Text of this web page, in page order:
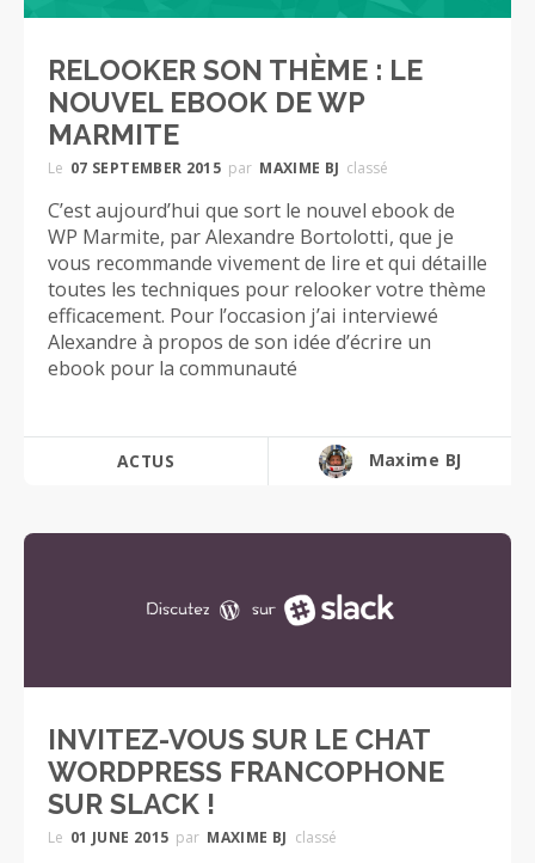
RELOOKER SON THÈME : LE
NOUVEL EBOOK DE WP
MARMITE
Le 07 SEPTEMBER 2015 par MAXIME BJ classé
C’est aujourd’hui que sort le nouvel ebook de
WP Marmite, par Alexandre Bortolotti, que je
vous recommande vivement de lire et qui détaille
toutes les techniques pour relooker votre thème
efficacement. Pour l’occasion j’ai interviewé
Alexandre à propos de son idée d’écrire un
ebook pour la communauté
ACTUS Maxime BJ
INVITEZ-VOUS SUR LE CHAT
WORDPRESS FRANCOPHONE
SUR SLACK !
Le 01 JUNE 2015 par MAXIME BJ classé